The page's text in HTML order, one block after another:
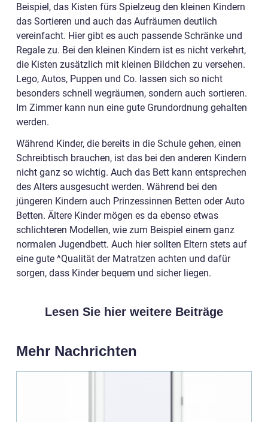
Beispiel, das Kisten fürs Spielzeug den kleinen Kindern
das Sortieren und auch das Aufräumen deutlich
vereinfacht. Hier gibt es auch passende Schränke und
Regale zu. Bei den kleinen Kindern ist es nicht verkehrt,
die Kisten zusätzlich mit kleinen Bildchen zu versehen.
Lego, Autos, Puppen und Co. lassen sich so nicht
besonders schnell wegräumen, sondern auch sortieren.
Im Zimmer kann nun eine gute Grundordnung gehalten
werden.
Während Kinder, die bereits in die Schule gehen, einen
Schreibtisch brauchen, ist das bei den anderen Kindern
nicht ganz so wichtig. Auch das Bett kann entsprechen
des Alters ausgesucht werden. Während bei den
jüngeren Kindern auch Prinzessinnen Betten oder Auto
Betten. Ältere Kinder mögen es da ebenso etwas
schlichteren Modellen, wie zum Beispiel einem ganz
normalen Jugendbett. Auch hier sollten Eltern stets auf
eine gute ^Qualität der Matratzen achten und dafür
sorgen, dass Kinder bequem und sicher liegen.
Lesen Sie hier weitere Beiträge
Mehr Nachrichten